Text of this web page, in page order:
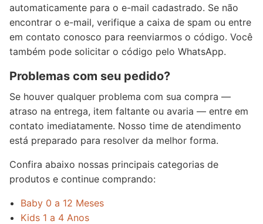
automaticamente para o e-mail cadastrado. Se não
encontrar o e-mail, verifique a caixa de spam ou entre
em contato conosco para reenviarmos o código. Você
também pode solicitar o código pelo WhatsApp.
Problemas com seu pedido?
Se houver qualquer problema com sua compra —
atraso na entrega, item faltante ou avaria — entre em
contato imediatamente. Nosso time de atendimento
está preparado para resolver da melhor forma.
Confira abaixo nossas principais categorias de
produtos e continue comprando:
Baby 0 a 12 Meses
Kids 1 a 4 Anos